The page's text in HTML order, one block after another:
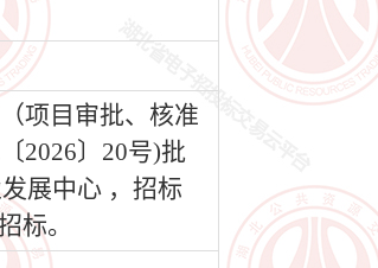
项目审批、核准
2026〕20号)批
展中心 ，招标
标。